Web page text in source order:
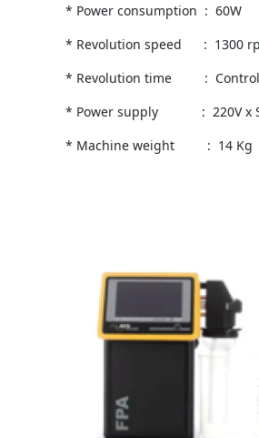
* Power consumption : 60W
* Revolution speed : 1300
* Revolution time :
* Power supply : 220V x
* Machine weight : 14